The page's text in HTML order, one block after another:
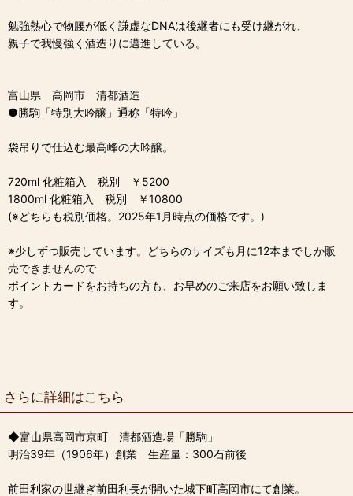
勉強熱心で物腰が低く謙虚なDNAは後継者にも受け継がれ、
親子で我慢強く酒造りに邁進している。
富山県 高岡市 清都酒造
●勝駒「特別大吟醸」通称「特吟」
袋吊りで仕込む最高峰の大吟醸。
720ml 化粧箱入 税別 ￥5200
1800ml 化粧箱入 税別 ￥10800
(※どちらも税別価格。2025年1月時点の価格です。)
※少しずつ販売しています。どちらのサイズも月に12本までしか販
売できませんので
ポイントカードをお持ちの方も、お早めのご来店をお願い致しま
す。
さらに詳細はこちら
◆富山県高岡市京町 清都酒造場「勝駒」
明治39年（1906年）創業 生産量：300石前後
前田利家の世継ぎ前田利長が開いた城下町高岡市にて創業。